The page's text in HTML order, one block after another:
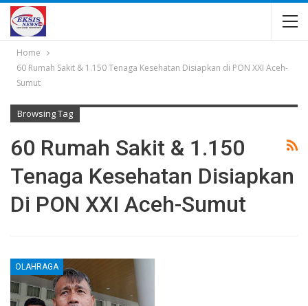
Home
60 Rumah Sakit & 1.150 Tenaga Kesehatan Disiapkan di PON XXI Aceh-
Sumut
Browsing Tag
60 Rumah Sakit & 1.150
Tenaga Kesehatan Disiapkan
Di PON XXI Aceh-Sumut
OLAHRAGA